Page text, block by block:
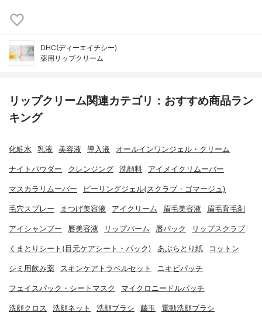
DHC(ディーエイチシー)
薬用リップクリーム
リップクリーム関連カテゴリ：おすすめ商品ラン
キング
化粧水 乳液 美容液 導入液 オールインワンジェル・クリーム
ナイトパウダー クレンジング 洗顔料 アイメイクリムーバー
マスカラリムーバー ピーリングジェル(スクラブ・ゴマージュ)
毛穴スプレー まつげ美容液 アイクリーム 眉毛美容液 眉毛育毛剤
アイシャンプー 唇美容液 リップバーム 唇パック リップスクラブ
くまとりシート(目元ケアシート・パック) あぶらとり紙 コットン
シミ用飲み薬 スキンケアトラベルセット ニキビパッチ
フェイスパック・シートマスク マイクロニードルパッチ
洗顔クロス 洗顔ネット 洗顔ブラシ 繭玉 電動洗顔ブラシ